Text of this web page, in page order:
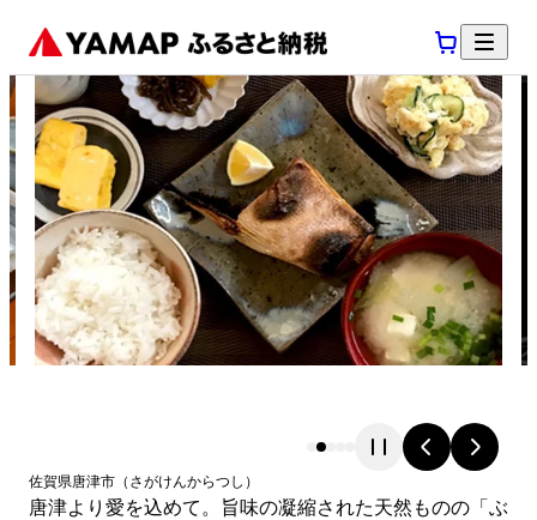
佐賀県唐津市 （ さがけんからつし ）
唐津より愛を込めて。旨味の凝縮された天然ものの「ぶ